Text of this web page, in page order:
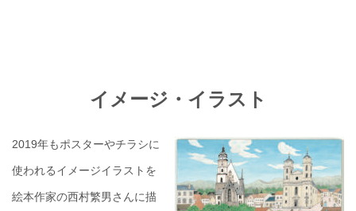
イメージ・イラスト
2019年もポスターやチラシに
使われるイメージイラストを
絵本作家の西村繁男さんに描